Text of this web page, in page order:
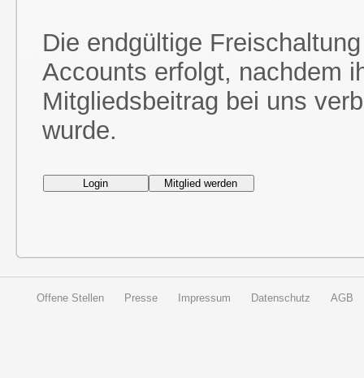
Die endgültige
Accounts erfolgt, nachdem
Mitgliedsbeitrag bei uns
wurde.
Offene Stellen Presse Impressum Datenschutz AGB